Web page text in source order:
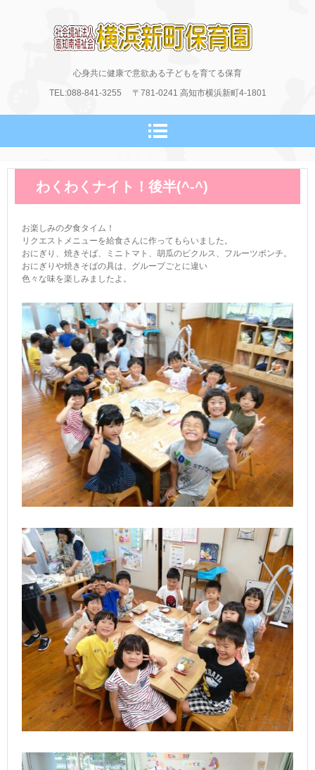
横浜新町保育園のホームページ
心身共に健康で意欲ある子どもを育てる保育
TEL:088-841-3255
〒781-0241 高知市横浜新町4-1801
わくわくナイト！後半(^-^)
お楽しみの夕食タイム！
リクエストメニューを給食さんに作ってもらいました。
おにぎり、焼きそば、ミニトマト、胡瓜のピクルス、フルーツポンチ。
おにぎりや焼きそばの具は、グループごとに違い
色々な味を楽しみましたよ。